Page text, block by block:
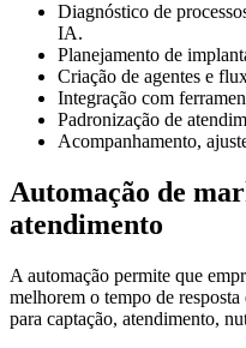
Diagnóstico de
IA.
Planejamento de
Criação de agentes e
Integração com
Padronização de
Acompanhamento,
Automação de
atendimento
A automação permite que
melhorem o tempo de
para captação, atendimento,